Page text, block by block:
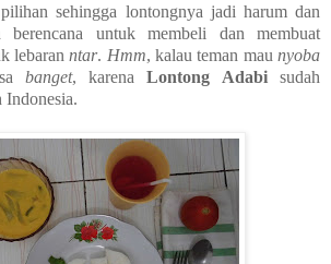
sehingga lontongnya jadi harum dan
untuk membeli dan membuat
lebaranntar. Hmm, kalau teman maunyoba
banget, karenaLontong Adabisudah
Indonesia.